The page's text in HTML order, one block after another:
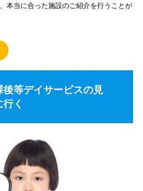
本当に合った施設のご紹介を行うことが
後等デイサービスの見
く